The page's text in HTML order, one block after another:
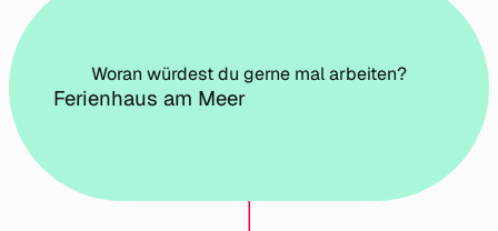
Woran würdest du gerne mal arbeiten?
Ferienhaus am Meer